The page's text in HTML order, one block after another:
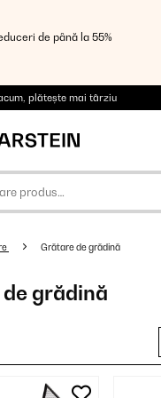
de până la 55%
plătește mai târziu
Grătare de grădină
grădină